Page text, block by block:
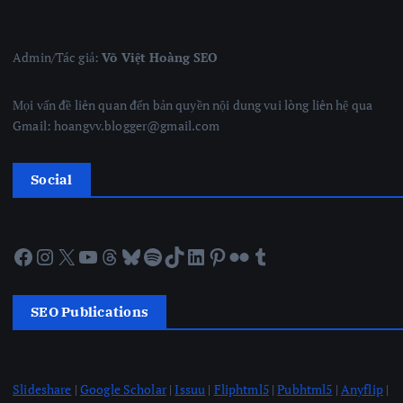
Admin/Tác giả:Võ Việt Hoàng SEO
Mọi vấn đề liên quan đến bản quyền nội dung vui lòng liên hệ qua
Gmail: hoangvv.blogger@gmail.com
Social
Facebook Instagram X YouTube Threads Bluesky Spotify TikTok LinkedIn Pinterest Flickr Tumblr
SEO Publications
Slideshare | Google Scholar|Issuu | Fliphtml5|Pubhtml5 | Anyflip|